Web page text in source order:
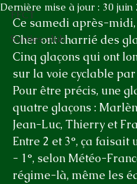
FFCT
Sorties club
Dernière mise à jour : 30 juin
Ce samedi après-
Cher ont charrié des
Cinq glaçons qui ont
sur la voie cyclable par
Pour être précis, une
quatre glaçons :
Jean-Luc, Thierry et
Entre 2 et 3°, ça faisait
- 1°, selon Météo-
régime-là, même les